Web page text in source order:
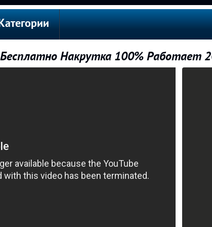
Накрутка 100% Работает